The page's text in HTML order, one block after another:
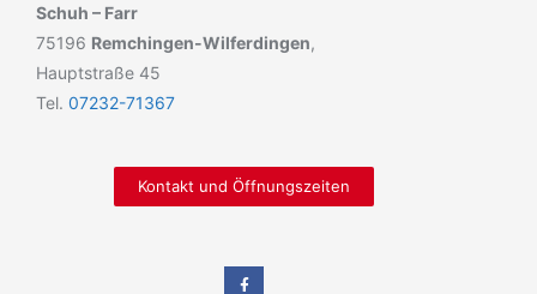
Schuh – Farr
75196 Remchingen-Wilferdingen,
Hauptstraße 45
Tel. 07232-71367
Kontakt und Öffnungszeiten